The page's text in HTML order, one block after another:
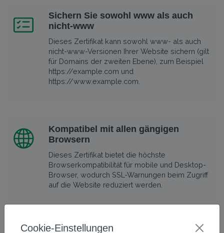
Sichern Sie sowohl www als auch
nicht-www
Dieses Zertifikat kann sowohl www- als auch
nicht-www-Versionen Ihrer Website sichern (gilt
für Domains der zweiten Ebene), zum Beispiel
https://example.com und
https://www.example.com.
Kompatibel mit allen gängigen
Browsern
Dieses Zertifikat bietet die höchste
Browserkompatibilität für mobile und Desktop-
Browser, wodurch SSL-Warnungen beim Zugriff
auf die Website reduziert werden.
Cookie-Einstellungen